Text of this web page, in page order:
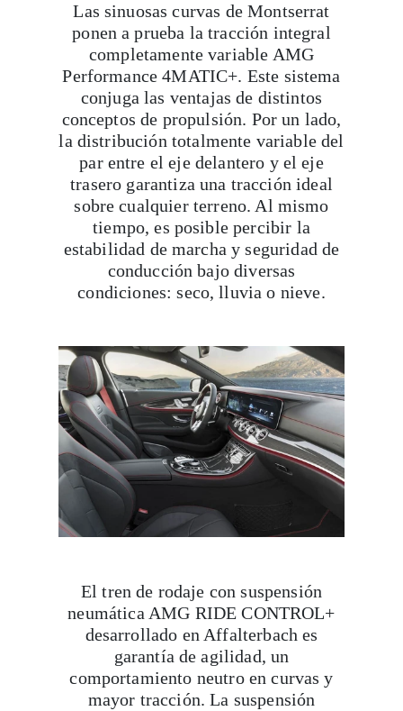
Las sinuosas curvas de Montserrat
ponen a prueba la tracción integral
completamente variable AMG
Performance 4MATIC+. Este sistema
conjuga las ventajas de distintos
conceptos de propulsión. Por un lado,
la distribución totalmente variable del
par entre el eje delantero y el eje
trasero garantiza una tracción ideal
sobre cualquier terreno. Al mismo
tiempo, es posible percibir la
estabilidad de marcha y seguridad de
conducción bajo diversas
condiciones: seco, lluvia o nieve.
El tren de rodaje con suspensión
neumática AMG RIDE CONTROL+
desarrollado en Affalterbach es
garantía de agilidad, un
comportamiento neutro en curvas y
mayor tracción. La suspensión